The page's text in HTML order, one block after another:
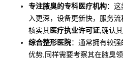
专注腋臭的专科医疗机构：
入更深，设备更新快，服务
核实其医疗执业许可证 ,确认
综合整形医院：通常拥有较
优势,同样需要考察其在腋臭领